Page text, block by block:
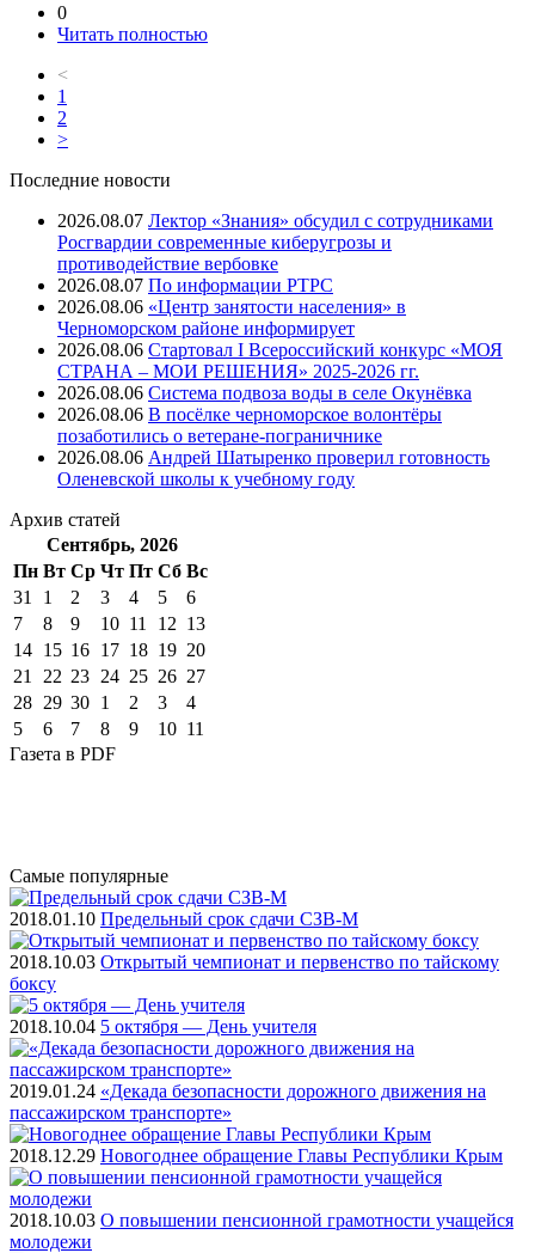
0
Читать полностью
<
1
2
>
Последние новости
2026.08.07 Лектор «Знания» обсудил с сотрудниками
Росгвардии современные киберугрозы и
противодействие вербовке
2026.08.07 ⁠По информации РТРС
2026.08.06 «Центр занятости населения» в
Черноморском районе информирует
2026.08.06 Стартовал I Всероссийский конкурс «МОЯ
СТРАНА – МОИ РЕШЕНИЯ» 2025-2026 гг.
2026.08.06 Система подвоза воды в селе Окунёвка
2026.08.06 В посёлке черноморское волонтёры
позаботились о ветеране-пограничнике
2026.08.06 Андрей Шатыренко проверил готовность
Оленевской школы к учебному году
Архив статей
Сентябрь, 2026
Пн Вт Ср Чт Пт Cб Вс
31
1 2 3 4 5
6
7
8 9 10 11 12 13
14 15 16 17 18 19 20
21
22 23 24 25 26 27
28 29 30 1 2 3
4
5
6 7 8 9 10 11
Газета в PDF
Самые популярные
2018.01.10 Предельный срок сдачи СЗВ-М
2018.10.03 Открытый чемпионат и первенство по тайскому
боксу
2018.10.04 5 октября — День учителя
2019.01.24 «Декада безопасности дорожного движения на
пассажирском транспорте»
2018.12.29 Новогоднее обращение Главы Республики Крым
2018.10.03 О повышении пенсионной грамотности учащейся
молодежи